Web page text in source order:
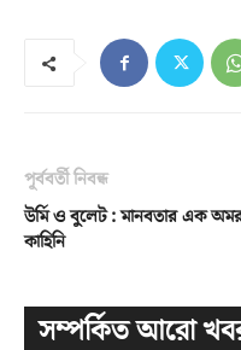
পূর্ববর্তী নিবন্ধ
উর্মি ও বুলেট : মানবতার এক
কাহিনি
সম্পর্কিত আরো